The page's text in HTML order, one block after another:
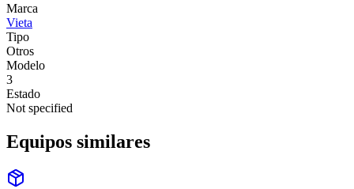
Marca
Vieta
Tipo
Otros
Modelo
3
Estado
Not specified
Equipos similares